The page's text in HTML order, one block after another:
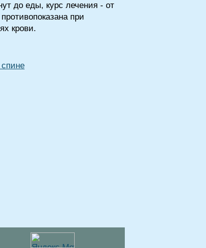
до еды, курс лечения - от
при
крови.